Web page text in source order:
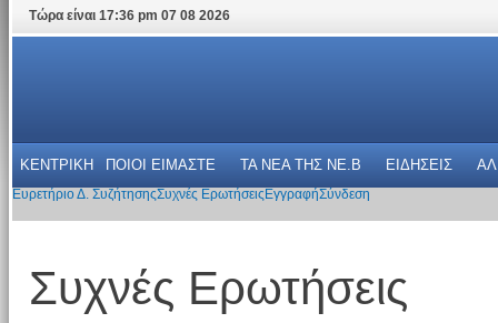
Τώρα είναι 17:36 pm 07 08 2026
ΚΕΝΤΡΙΚΗ ΠΟΙΟΙ ΕΙΜΑΣΤΕ ΤΑ ΝΕΑ THΣ NE.B ΕΙΔΗΣΕΙΣ
Ευρετήριο Δ. ΣυζήτησηςΣυχνές Ερωτήσεις ΕγγραφήΣύνδεση
Συχνές Ερωτήσεις